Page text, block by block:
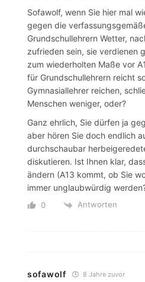
Sofawolf, wenn Sie hier mal
gegen die
Grundschullehrern Wetter,
zufrieden sein, sie verdienen
zum wiederholten Maße vor
für Grundschullehrern reicht
Gymnasiallehrer reichen,
Menschen weniger, oder?
Ganz ehrlich, Sie dürfen ja
aber hören Sie doch endlich
durchschaubar
diskutieren. Ist Ihnen klar,
ändern (A13 kommt, ob Sie
immer unglaubwürdig
0 Antworten
sofawolf 8 Jahre zuvor